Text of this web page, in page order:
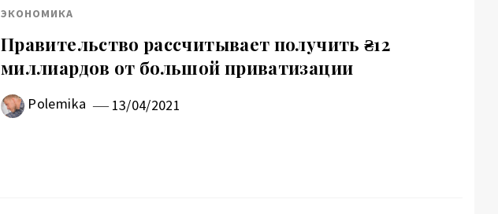
ЭКОНОМИКА
Правительство рассчитывает получить ₴12
миллиардов от большой приватизации
Polemika 13/04/2021